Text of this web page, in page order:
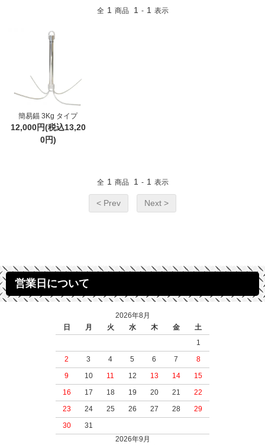
全 1 商品 1 - 1 表示
簡易錨 3Kg タイプ
12,000円(税込13,20
0円)
全 1 商品 1 - 1 表示
< Prev Next >
営業日について
2026年8月
日
月 火 水 木 金
土
1
2
3 4 5 6 7
8
9
10 11 12 13 14
15
16
17 18 19 20 21
22
23
24 25 26 27 28
29
30
31
2026年9月